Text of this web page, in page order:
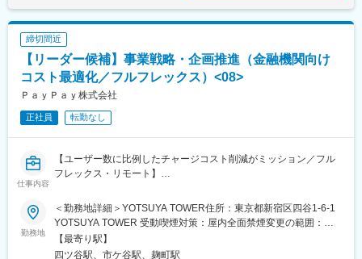
・上記の実現のための仮説検証
・各プロダクトチームと認識を揃えるためのドキュメント作成や
コミュニケーション、調整
■プロダクト基盤チームの役割：
プロダクト基盤チームは、マルチプロダクト戦略を支える基盤を
構築するチームで、プロダクト数や領域拡大に伴う課題解決やス
＜具体的には以下のようなプロダクトを開発しています＞
・権限基盤
・各プロダクトに散在するデータの集約と活用API
・プロダクト同士のイベント連携のためのPub/Sub API
■募集背景：
以外インセンティブを支給しています。●平均値 ＋238,498円/年
●中央値 ＋120,000円/年●昇給率 3.6％賃金はあくまでも目安の
金額であり、選考を通じて上下する可能性があります。月給(月額)
は固定手当を含めた表記です。
締切間近
【リーダー候補】事業戦略・企画推進（金融機関向け
コスト最適化／フルフレックス）<08>
ＰａｙＰａｙ株式会社
正社員 転勤なし
仕事内容
【ユーザー数に比例したチャージコスト削減がミッション／フル
フレックス・リモート】
■PayPay
2018年にサービスを開始してから約7年で、ユーザー数7,000万人
を突破したフィンテック企業「PayPay」。
私たちは日本におけるキャッシュレス決済、そしてそれを基盤と
勤務地
＜勤務地詳細＞YOTSUYA TOWER住所：東京都新宿区四谷1-6-1
YOTSUYA TOWER 受動喫煙対策：屋内全面禁煙変更の範囲：会
社の定める事業所（リモートワーク含む）
【最寄り駅】
四ツ谷駅、市ケ谷駅、麹町駅